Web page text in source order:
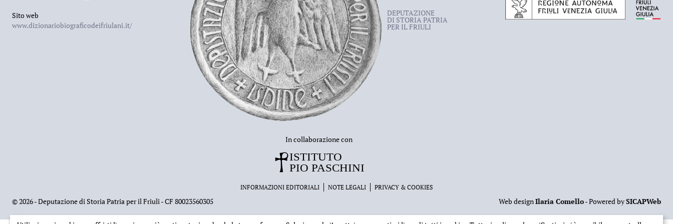
Sito web
www.dizionariobiograficodeifriulani.it/
DEPUTAZIONE
DI STORIA PATRIA
PER IL FRIULI
In collaborazione con
INFORMAZIONI EDITORIALI NOTE LEGALI PRIVACY & COOKIES
©2026 - Deputazione di Storia Patria per il Friuli - CF 80023560305 Web designIlaria Comello- Powered bySICAPWeb